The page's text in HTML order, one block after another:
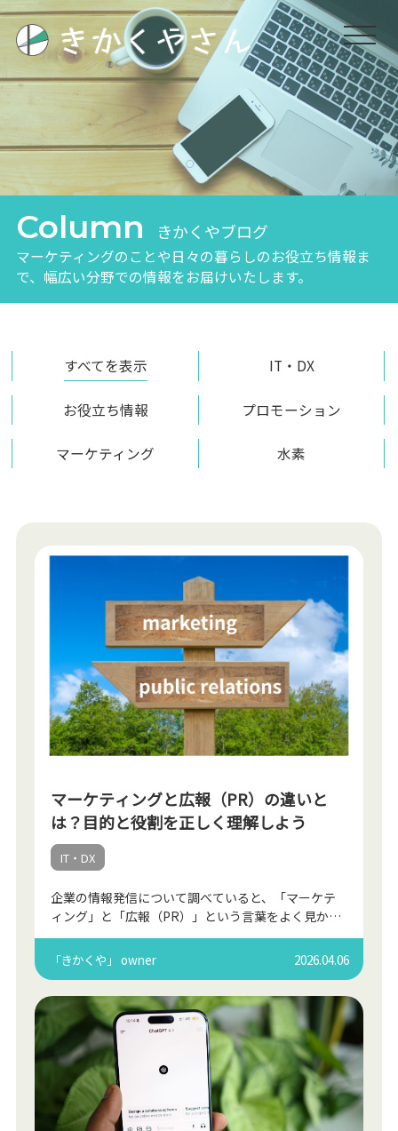
Column きかくやブログ
マーケティングのことや日々の暮らしのお役立ち情報ま
で、幅広い分野での情報をお届けいたします。
すべてを表示 IT・DX
お役立ち情報 プロモーション
マーケティング 水素
マーケティングと広報（PR）の違いと
は？目的と役割を正しく理解しよう
IT・DX
企業の情報発信について調べていると、「マーケテ
ィング」と「広報（PR）」という言葉をよく見かけ
ます。どちらも企業が情報を発信する活動ですが、
実は目的や役割は大きく異なります。 どちらも企業
「きかくや」 owner 2026.04.06